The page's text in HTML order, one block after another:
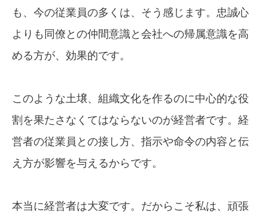
も、今の従業員の多くは、そう感じます。忠誠心
よりも同僚との仲間意識と会社への帰属意識を高
める方が、効果的です。
このような土壌、組織文化を作るのに中心的な役
割を果たさなくてはならないのが経営者です。経
営者の従業員との接し方、指示や命令の内容と伝
え方が影響を与えるからです。
本当に経営者は大変です。だからこそ私は、頑張